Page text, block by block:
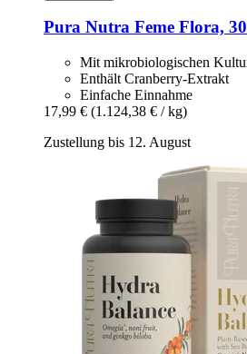
Pura Nutra Feme Flora,
Mit mikrobiologischen
Enthält Cranberry-Extrakt
Einfache Einnahme
17,99 € (1.124,38 € / kg)
Zustellung bis 12. August